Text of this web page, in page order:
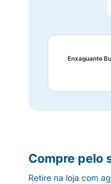
Enxaguante
Compre pelo
Retire na loja com